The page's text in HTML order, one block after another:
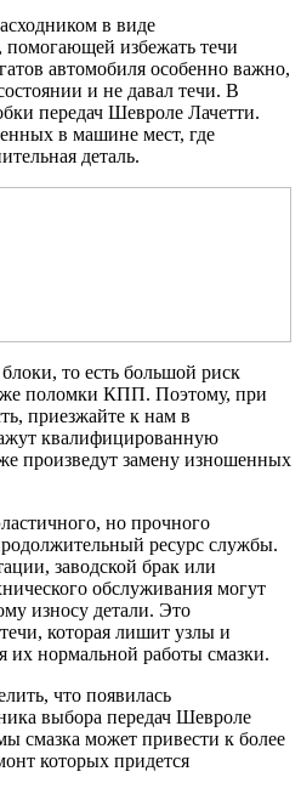
в виде
помогающей избежать течи
автомобиля особенно важно,
и не давал течи. В
передач Шевроле Лачетти.
в машине мест, где
деталь.
то есть большой риск
поломки КПП. Поэтому, при
приезжайте к нам в
квалифицированную
произведут замену изношенных
но прочного
ресурс службы.
заводской брак или
обслуживания могут
износу детали. Это
которая лишит узлы и
их нормальной работы смазки.
что появилась
выбора передач Шевроле
смазка может привести к более
которых придется